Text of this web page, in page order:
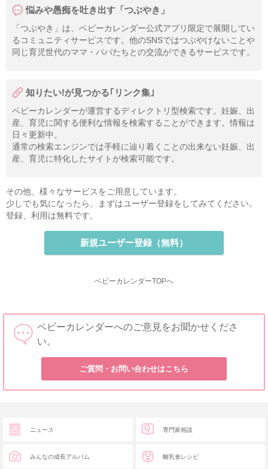
悩みや愚痴を吐き出す「つぶやき」
「つぶやき」は、ベビーカレンダー公式アプリ限定で展開してい
るコミュニティサービスです。他のSNSではつぶやけないことや
同じ育児世代のママ・パパたちとの交流ができるサービスです。
知りたい!が見つかる｢リンク集｣
ベビーカレンダーが運営するディレクトリ型検索です。妊娠、出
産、育児に関する便利な情報を検索することができます。情報は
日々更新中。
通常の検索エンジンでは手軽に辿り着くことの出来ない妊娠、出
産、育児に特化したサイトが検索可能です。
その他、様々なサービスをご用意しています。
少しでも気になったら、まずはユーザー登録をしてみてください。
登録、利用は無料です。
新規ユーザー登録（無料）
ベビーカレンダーTOPへ
ベビーカレンダーへのご意見をお聞かせくださ
い。
ご質問・お問い合わせはこちら
ニュース
みんなの成長アルバム
専門家相談
離乳食レシピ